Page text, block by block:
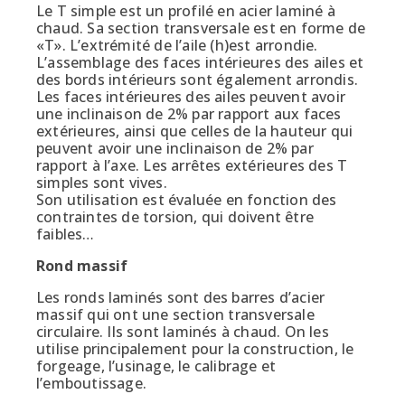
Le T simple est un profilé en acier laminé à
chaud. Sa section transversale est en forme de
«T». L’extrémité de l’aile (h)est arrondie.
L’assemblage des faces intérieures des ailes et
des bords intérieurs sont également arrondis.
Les faces intérieures des ailes peuvent avoir
une inclinaison de 2% par rapport aux faces
extérieures, ainsi que celles de la hauteur qui
peuvent avoir une inclinaison de 2% par
rapport à l’axe. Les arrêtes extérieures des T
simples sont vives.
Son utilisation est évaluée en fonction des
contraintes de torsion, qui doivent être
faibles…
Rond massif
Les ronds laminés sont des barres d’acier
massif qui ont une section transversale
circulaire. Ils sont laminés à chaud. On les
utilise principalement pour la construction, le
forgeage, l’usinage, le calibrage et
l’emboutissage.